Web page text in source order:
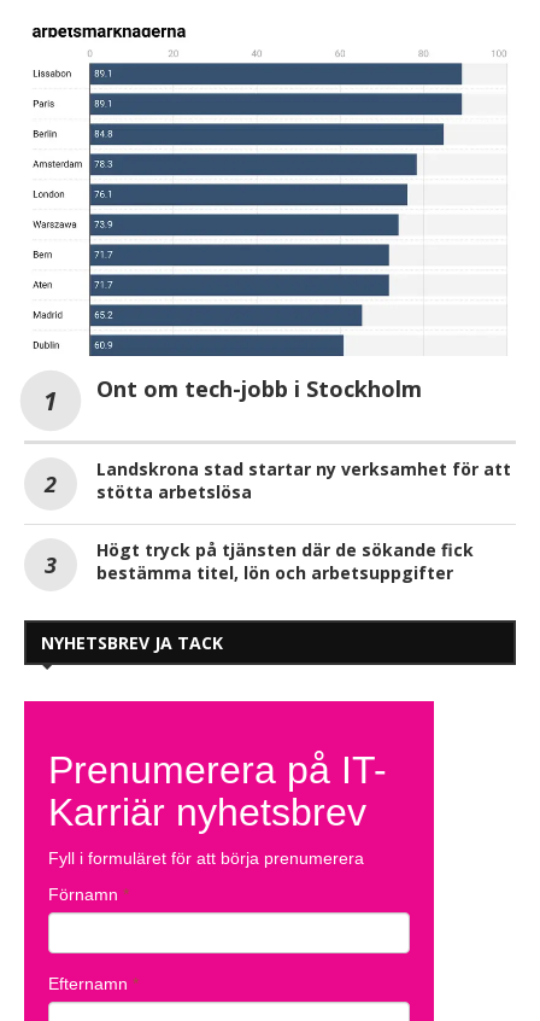
Ont om tech-jobb i Stockholm
Landskrona stad startar ny verksamhet för att
stötta arbetslösa
Högt tryck på tjänsten där de sökande fick
bestämma titel, lön och arbetsuppgifter
NYHETSBREV JA TACK